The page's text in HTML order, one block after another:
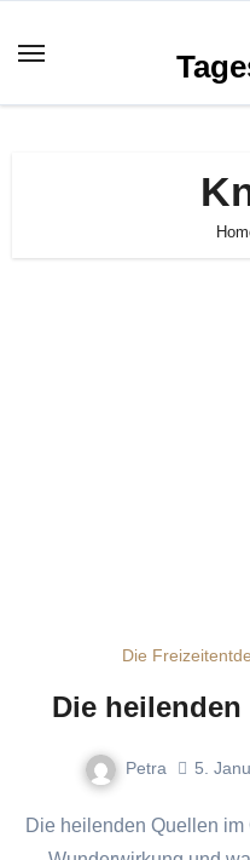
Inhalt
Die
Die
Petra 5.
Die heilenden Quellen im Osten: Zwischen Wissenschaft,